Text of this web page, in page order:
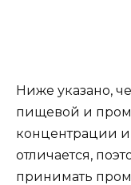
Ниже указано,
пищевой и
концентрации
отличается,
принимать